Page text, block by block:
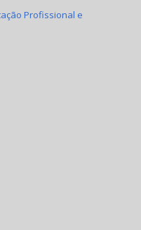
Profissional e